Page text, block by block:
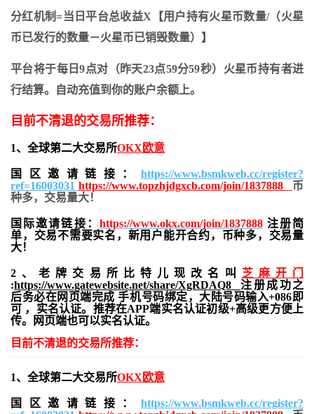
分红机制=当日平台总收益X【用户持有火星币数量/（火星
币已发行的数量－火星币已销毁数量）】
平台将于每日9点对（昨天23点59分59秒）火星币持有者进
行结算。自动充值到你的账户余额上。
目前不清退的交易所推荐：
1、全球第二大交易所OKX欧意
国区邀请链接： https://www.bsmkweb.cc/register?
ref=16003031 https://www.topzhjdgxcb.com/join/1837888 币
种多，交易量大！
国际邀请链接： https://www.okx.com/join/1837888注册简
单，交易不需要实名，新用户能开合约， 币种多，交易量
大！
2、老牌交易所比特儿现改名叫 芝麻开门
:https://www.gatewebsite.net/share/XgRDAQ8 注册成功之
后务必在网页端完成 手机号码绑定，大陆号码输入+086即
可 ，实名认证。推荐在APP端实名认证初级+高级更方便上
传。网页端也可以实名认证。
目前不清退的交易所推荐：
1、全球第二大交易所OKX欧意
国区邀请链接： https://www.bsmkweb.cc/register?